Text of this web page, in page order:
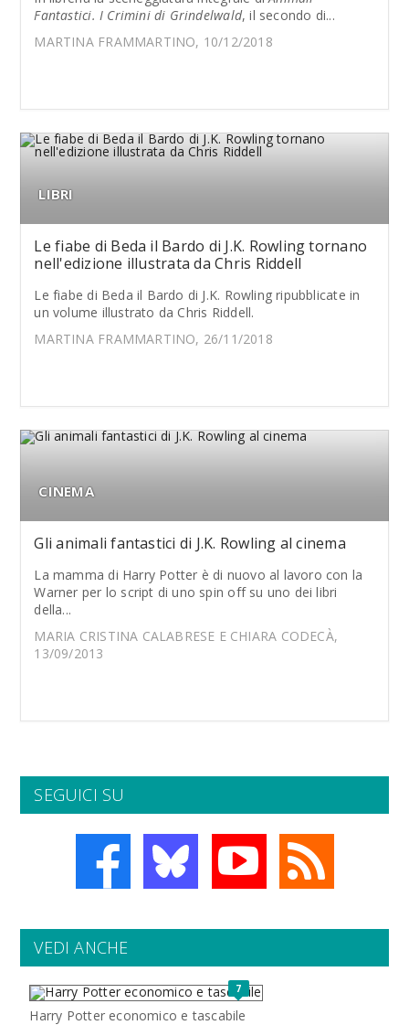
Fantastici. I Crimini di Grindelwald, il secondo di...
MARTINA FRAMMARTINO, 10/12/2018
LIBRI
Le fiabe di Beda il Bardo di J.K. Rowling tornano
nell'edizione illustrata da Chris Riddell
Le fiabe di Beda il Bardo di J.K. Rowling ripubblicate in
un volume illustrato da Chris Riddell.
MARTINA FRAMMARTINO, 26/11/2018
CINEMA
Gli animali fantastici di J.K. Rowling al cinema
La mamma di Harry Potter è di nuovo al lavoro con la
Warner per lo script di uno spin off su uno dei libri
della...
MARIA CRISTINA CALABRESE E CHIARA CODECÀ,
13/09/2013
SEGUICI SU
VEDI ANCHE
7
Harry Potter economico e tascabile